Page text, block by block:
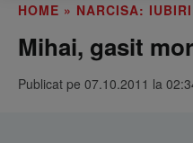
HOME » NARCISA:
Mihai, gasit
Publicat pe 07.10.2011 la